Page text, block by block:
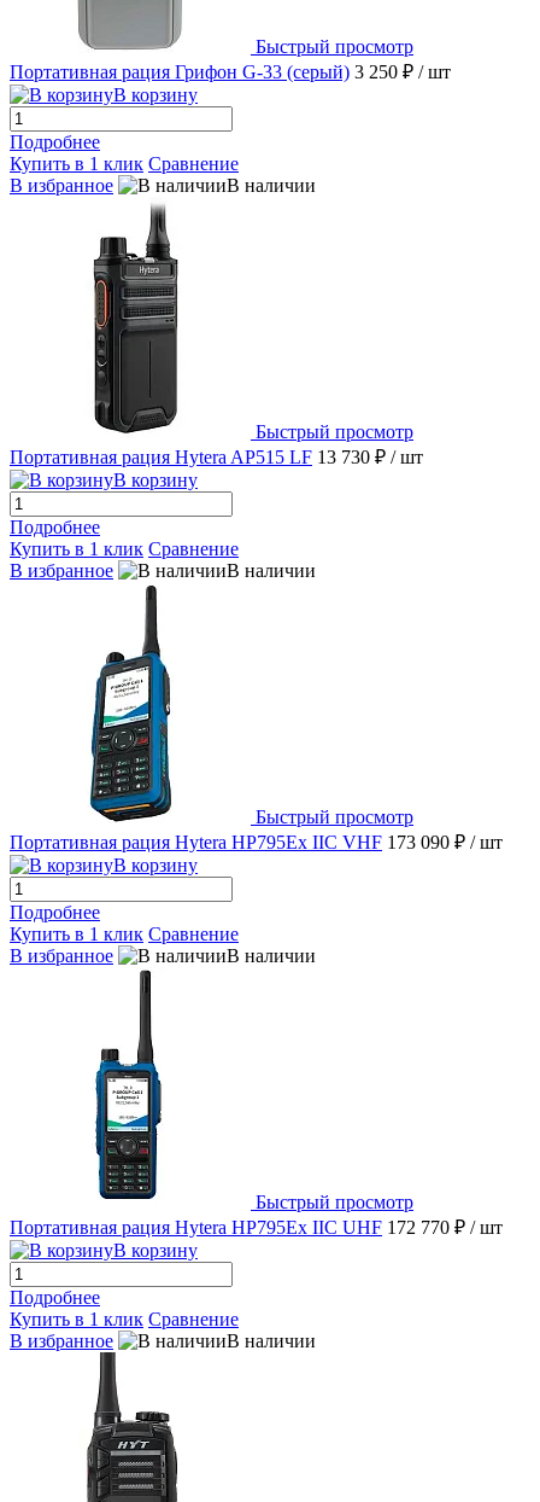
Быстрый просмотр
Портативная рация Грифон G-33 (серый) 3 250 ₽ / шт
В корзину
Подробнее
Купить в 1 клик Сравнение
В избранное
В наличии
Быстрый просмотр
Портативная рация Hytera AP515 LF 13 730 ₽ / шт
В корзину
Подробнее
Купить в 1 клик Сравнение
В избранное
В наличии
Быстрый просмотр
Портативная рация Hytera HP795Ex IIC VHF 173 090 ₽ / шт
В корзину
Подробнее
Купить в 1 клик Сравнение
В избранное
В наличии
Быстрый просмотр
Портативная рация Hytera HP795Ex IIC UHF 172 770 ₽ / шт
В корзину
Подробнее
Купить в 1 клик Сравнение
В избранное
В наличии